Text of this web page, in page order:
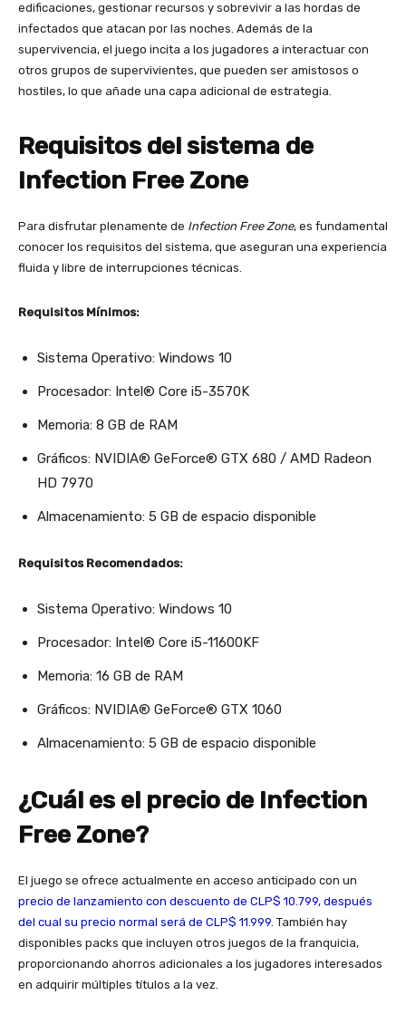
edificaciones, gestionar recursos y sobrevivir a las hordas de
infectados que atacan por las noches. Además de la
supervivencia, el juego incita a los jugadores a interactuar con
otros grupos de supervivientes, que pueden ser amistosos o
hostiles, lo que añade una capa adicional de estrategia.
Requisitos del sistema de
Infection Free Zone
Para disfrutar plenamente de Infection Free Zone, es fundamental
conocer los requisitos del sistema, que aseguran una experiencia
fluida y libre de interrupciones técnicas.
Requisitos Mínimos:
Sistema Operativo: Windows 10
Procesador: Intel® Core i5-3570K
Memoria: 8 GB de RAM
Gráficos: NVIDIA® GeForce® GTX 680 / AMD Radeon
HD 7970
Almacenamiento: 5 GB de espacio disponible
Requisitos Recomendados:
Sistema Operativo: Windows 10
Procesador: Intel® Core i5-11600KF
Memoria: 16 GB de RAM
Gráficos: NVIDIA® GeForce® GTX 1060
Almacenamiento: 5 GB de espacio disponible
¿Cuál es el precio de Infection
Free Zone?
El juego se ofrece actualmente en acceso anticipado con un
precio de lanzamiento con descuento de CLP$ 10.799, después
del cual su precio normal será de CLP$ 11.999. También hay
disponibles packs que incluyen otros juegos de la franquicia,
proporcionando ahorros adicionales a los jugadores interesados
en adquirir múltiples títulos a la vez.